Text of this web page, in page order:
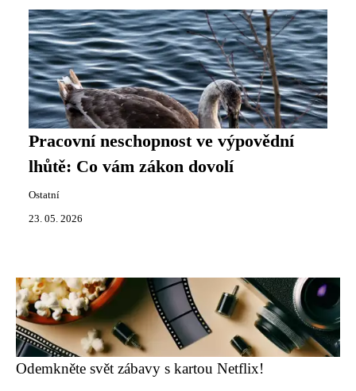
Pracovní neschopnost ve výpovědní
lhůtě: Co vám zákon dovolí
Ostatní
23. 05. 2026
Odemkněte svět zábavy s kartou Netflix!